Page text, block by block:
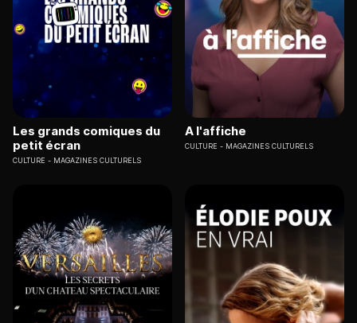
Les grands comiques du
petit écran
CULTURE MAGAZINES CULTURELS
A l'affiche
CULTURE MAGAZINES CULTURELS